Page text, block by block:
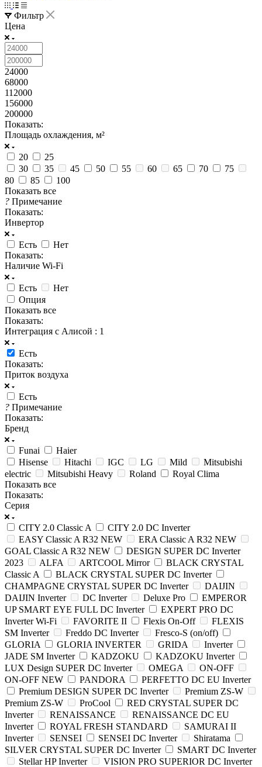
Фильтр
Цена
24000
68000
112000
156000
200000
Показать:
Площадь охлаждения, м²
20
25
30
35 45 50 55 60 65 70
75
80
85
100
Показать все
? Примечание
Показать:
Инвертор
Есть
Нет
Показать:
Наличие Wi-Fi
Есть
Нет
Опция
Показать все
Показать:
Интеграция с Алисой : 1
Есть
Показать:
Приток воздуха
Есть
? Примечание
Показать:
Бренд
Funai
Haier
Hisense
Hitachi IGC LG Mild
Mitsubishi
electric
Mitsubishi Heavy Roland
Royal Clima
Показать все
Показать:
Серия
CITY 2.0 Classic A
CITY 2.0 DC Inverter
EASY Classic A R32 NEW
ERA Classic A R32 NEW
GOAL Classic A R32 NEW
DESIGN SUPER DC Inverter
2023
ALFA ARTCOOL Mirror
BLACK CRYSTAL
Classic A
BLACK CRYSTAL SUPER DC Inverter
CHAMPAGNE CRYSTAL SUPER DC Inverter
DAIJIN
DAIJIN Inverter
DC Inverter Deluxe Pro
EMPEROR
UP SMART EYE FULL DC Inverter
EXPERT PRO DC
Inverter Wi-Fi
FAVORITE II Flexis On-Off
FLEXIS
SM Inverter
Freddo DC Inverter
Fresco-S (on/off)
GLORIA
GLORIA INVERTER GRIDA
Inverter
JADE SM Inverter
KADZOKU
KADZOKU Inverter
LUX Design SUPER DC Inverter
OMEGA
ON-OFF
ON-OFF NEW
PANDORA
PERFETTO DC EU Inverter
Premium DESIGN SUPER DC Inverter
Premium ZS-W
Premium ZS-W
ProCool
RED CRYSTAL SUPER DC
Inverter
RENAISSANCE
RENAISSANCE DC EU
Inverter
ROYAL FRESH STANDARD
SAMURAI II
Inverter
SENSEI SENSEI DC Inverter
Shiratama
SILVER CRYSTAL SUPER DC Inverter
SMART DC Inverter
Stellar HP Inverter
VISION PRO SUPERIOR DC Inverter